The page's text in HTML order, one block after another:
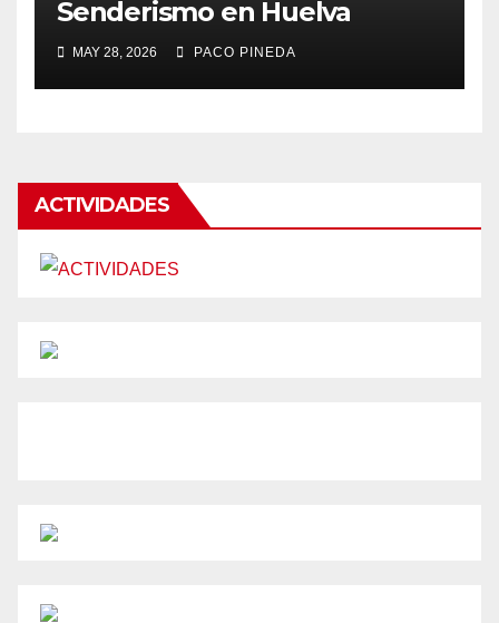
Senderismo en Huelva
MAY 28, 2026 PACO PINEDA
ACTIVIDADES